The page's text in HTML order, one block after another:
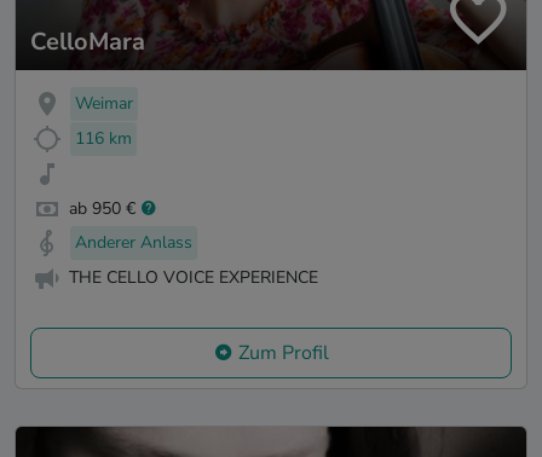
CelloMara
Weimar
116 km
ab 950 €
Anderer Anlass
THE CELLO VOICE EXPERIENCE
Zum Profil